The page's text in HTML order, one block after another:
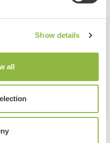
Show details
all
was een